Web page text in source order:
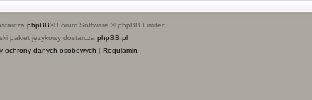
phpBB® Forum Software © phpBB Limited
pakiet językowy dostarcza phpBB.pl
ochrony danych osobowych | Regulamin